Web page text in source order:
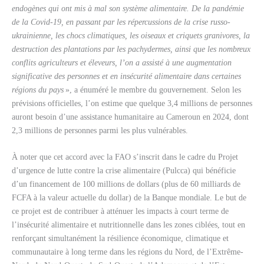
endogènes qui ont mis à mal son système alimentaire. De la pandémie
de la Covid-19, en passant par les répercussions de la crise russo-
ukrainienne, les chocs climatiques, les oiseaux et criquets granivores, la
destruction des plantations par les pachydermes, ainsi que les nombreux
conflits agriculteurs et éleveurs, l’on a assisté à une augmentation
significative des personnes et en insécurité alimentaire dans certaines
régions du pays », a énuméré le membre du gouvernement. Selon les
prévisions officielles, l’on estime que quelque 3,4 millions de personnes
auront besoin d’une assistance humanitaire au Cameroun en 2024, dont
2,3 millions de personnes parmi les plus vulnérables.
À noter que cet accord avec la FAO s’inscrit dans le cadre du Projet
d’urgence de lutte contre la crise alimentaire (Pulcca) qui bénéficie
d’un financement de 100 millions de dollars (plus de 60 milliards de
FCFA à la valeur actuelle du dollar) de la Banque mondiale. Le but de
ce projet est de contribuer à atténuer les impacts à court terme de
l’insécurité alimentaire et nutritionnelle dans les zones ciblées, tout en
renforçant simultanément la résilience économique, climatique et
communautaire à long terme dans les régions du Nord, de l’Extrême-